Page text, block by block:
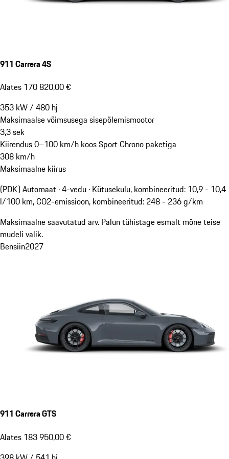
911 Carrera 4S
Alates 170 820,00 €
353 kW/ 480 hj
Maksimaalse võimsusega sisepõlemismootor
3,3sek
Kiirendus 0–100 km/h koos Sport Chrono paketiga
308 km/h
Maksimaalne kiirus
(PDK) Automaat · 4-vedu · Kütusekulu, kombineeritud: 10,9 - 10,4
l/100 km, CO2-emissioon, kombineeritud: 248 - 236 g/km
Maksimaalne saavutatud arv. Palun tühistage esmalt mõne teise
mudeli valik.
Bensiin2027
911 Carrera GTS
Alates 183 950,00 €